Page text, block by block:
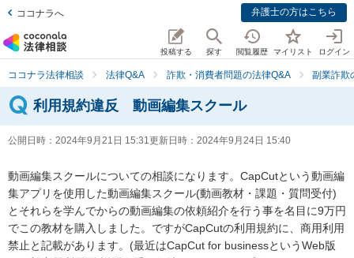
ココナラへ 弁護士の方はこちら
投稿する 探す 閲覧履歴 マイリスト ログイン
ココナラ法律相談 法律Q&A 詐欺・消費者問題の法律Q&A 副業詐欺
利用規約違反 動画編集スクール
公開日時： 2024年9月21日 15:31更新日時： 2024年9月24日 15:40
動画編集スクールについての相談になります。CapCutという動画編
集アプリを使用した動画編集スクール(動画教材・課題・質問受付)
とそれらを学んでからの動画編集の依頼紹介を行う事を名目に9万円
でこの教材を購入しました。ですがCapCutの利用規約に、商用利用
禁止と記載があります。(最近はCapCut for businessというWeb版